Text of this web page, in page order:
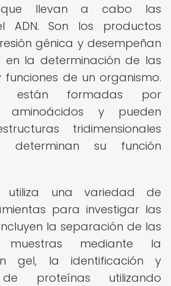
que llevan a cabo las
ADN. Son los productos
génica y desempeñan
en la determinación de las
de un organismo.
están formadas por
aminoácidos y pueden
tridimensionales
determinan su función
utiliza una variedad de
para investigar las
la separación de las
mediante la
gel, la identificación y
de proteínas utilizando